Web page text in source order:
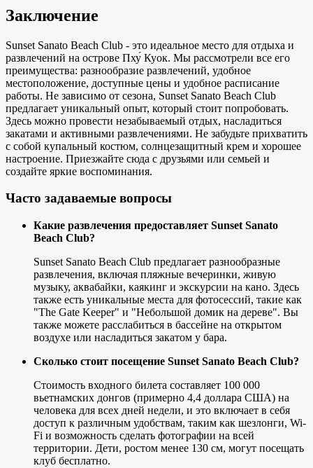
Заключение
Sunset Sanato Beach Club - это идеальное место для отдыха и
развлечений на острове Пху́ Куок. Мы рассмотрели все его
преимущества: разнообразие развлечений, удобное
местоположение, доступные цены и удобное расписание
работы. Не зависимо от сезона, Sunset Sanato Beach Club
предлагает уникальный опыт, который стоит попробовать.
Здесь можно провести незабываемый отдых, насладиться
закатами и активными развлечениями. Не забудьте прихватить
с собой купальный костюм, солнцезащитный крем и хорошее
настроение. Приезжайте сюда с друзьями или семьей и
создайте яркие воспоминания.
Часто задаваемые вопросы
Какие развлечения предоставляет Sunset Sanato
Beach Club?
Sunset Sanato Beach Club предлагает разнообразные
развлечения, включая пляжные вечеринки, живую
музыку, аквабайки, каякинг и экскурсии на кано. Здесь
также есть уникальные места для фотосессий, такие как
"The Gate Keeper" и "Небольшой домик на дереве". Вы
также можете расслабиться в бассейне на открытом
воздухе или насладиться закатом у бара.
Сколько стоит посещение Sunset Sanato Beach Club?
Стоимость входного билета составляет 100 000
вьетнамских донгов (примерно 4,4 доллара США) на
человека для всех дней недели, и это включает в себя
доступ к различным удобствам, таким как шезлонги, Wi-
Fi и возможность сделать фотографии на всей
территории. Дети, ростом менее 130 см, могут посещать
клуб бесплатно.